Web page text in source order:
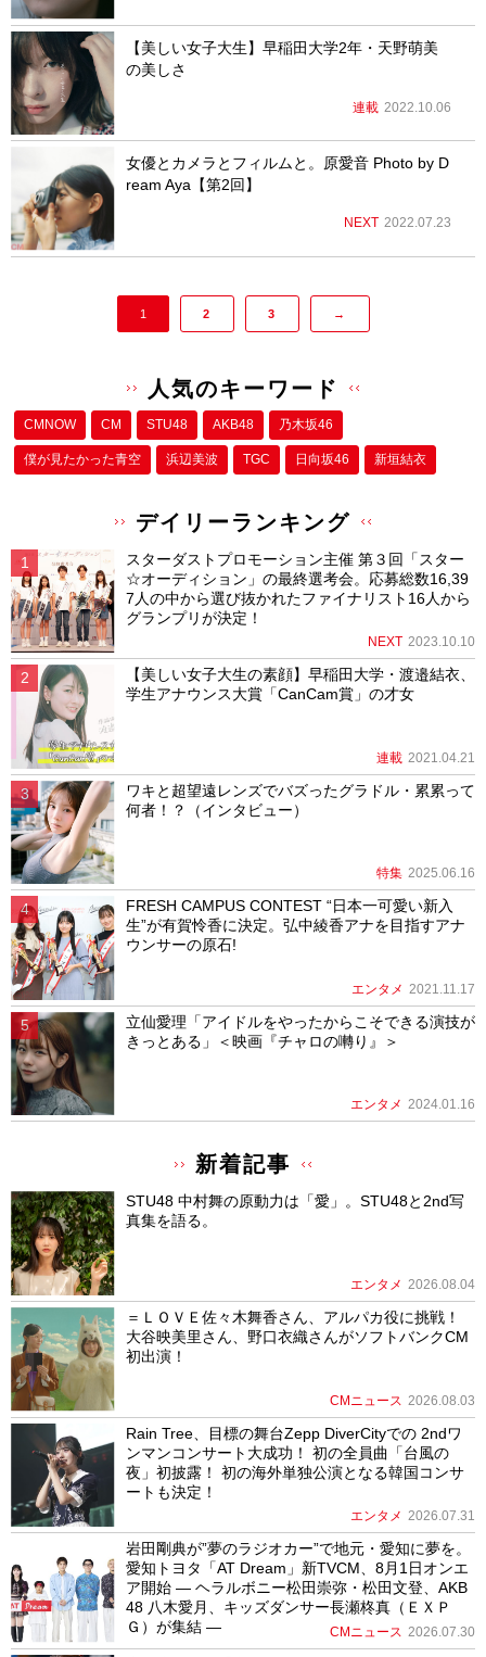
【美しい女子大生】早稲田大学2年・天野萌美
の美しさ
連載 2022.10.06
女優とカメラとフィルムと。原愛音 Photo by D
ream Aya【第2回】
NEXT 2022.07.23
1 2 3 →
人気のキーワード
CMNOW CM STU48 AKB48 乃木坂46
僕が⾒たかった⻘空 浜辺美波 TGC 日向坂46 新垣結衣
デイリーランキング
スターダストプロモーション主催 第３回「スター
☆オーディション」の最終選考会。応募総数16,39
7人の中から選び抜かれたファイナリスト16人から
グランプリが決定！
NEXT 2023.10.10
【美しい女子大生の素顔】早稲田大学・渡邉結衣、
学生アナウンス大賞「CanCam賞」の才女
連載 2021.04.21
ワキと超望遠レンズでバズったグラドル・累累って
何者！？（インタビュー）
特集 2025.06.16
FRESH CAMPUS CONTEST “日本一可愛い新入
生”が有賀怜香に決定。弘中綾香アナを目指すアナ
ウンサーの原石!
エンタメ 2021.11.17
立仙愛理「アイドルをやったからこそできる演技が
きっとある」＜映画『チャロの囀り』＞
エンタメ 2024.01.16
新着記事
STU48 中村舞の原動力は「愛」。STU48と2nd写
真集を語る。
エンタメ 2026.08.04
＝ＬＯＶＥ佐々木舞香さん、アルパカ役に挑戦！
大谷映美里さん、野口衣織さんがソフトバンクCM
初出演！
CMニュース 2026.08.03
Rain Tree、目標の舞台Zepp DiverCityでの 2ndワ
ンマンコンサート大成功！ 初の全員曲「台風の
夜」初披露！ 初の海外単独公演となる韓国コンサ
ートも決定！
エンタメ 2026.07.31
岩田剛典が”夢のラジオカー”で地元・愛知に夢を。
愛知トヨタ「AT Dream」新TVCM、8月1日オンエ
ア開始 ― ヘラルボニー松田崇弥・松田文登、AKB
48 八木愛月、キッズダンサー長瀬柊真（ＥＸＰ
Ｇ）が集結 ―
CMニュース 2026.07.30